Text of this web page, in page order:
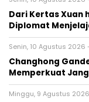
Dari Kertas Xuan
Diplomat
Senin, 10 Agustus 2026
Changhong
Memperkuat
Minggu, 9 Agustus